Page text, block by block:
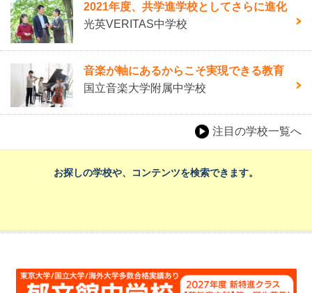
2021年度、共学進学校としてさらに進化
光英VERITAS中学校
音楽が軸にあるからこそ実現できる教育
国立音楽大学附属中学校
注目の学校一覧へ
お探しの学校や、コンテンツを検索できます。